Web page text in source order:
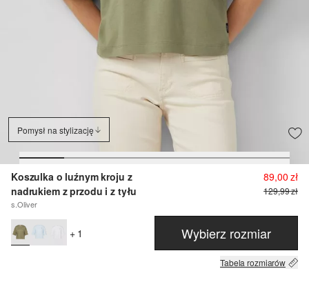
Pomysł na stylizację
Koszulka o luźnym kroju z
nadrukiem z przodu i z tyłu
s.Oliver
89,00 zł
129,99 zł
+ 1 Wybierz rozmiar
Tabela rozmiarów